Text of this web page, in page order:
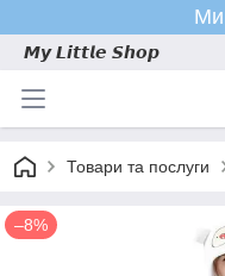
𝙈𝙮 𝙇𝙞𝙩𝙩𝙡𝙚 𝙎𝙝𝙤𝙥
Товари та послуги
–8%